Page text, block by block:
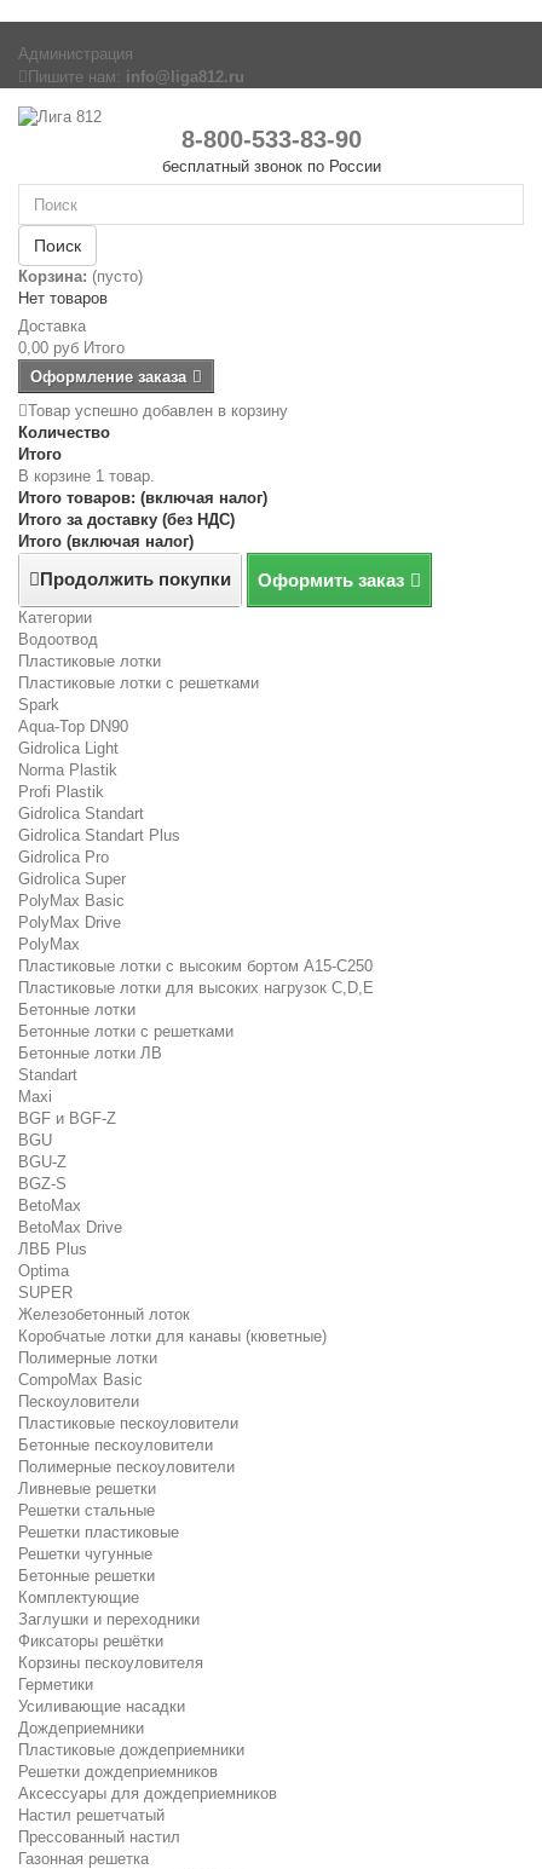
Администрация
Пишите нам: info@liga812.ru
8-800-533-83-90
бесплатный звонок по России
Поиск
Корзина: (пусто)
Нет товаров
Доставка
0,00 руб Итого
Оформление заказа
Товар успешно добавлен в корзину
Количество
Итого
В корзине 1 товар.
Итого товаров: (включая налог)
Итого за доставку (без НДС)
Итого (включая налог)
Продолжить покупки Оформить заказ
Категории
Водоотвод
Пластиковые лотки
Пластиковые лотки с решетками
Spark
Aqua-Top DN90
Gidrolica Light
Norma Plastik
Profi Plastik
Gidrolica Standart
Gidrolica Standart Plus
Gidrolica Pro
Gidrolica Super
PolyMax Basic
PolyMax Drive
PolyMax
Пластиковые лотки с высоким бортом А15-C250
Пластиковые лотки для высоких нагрузок C,D,E
Бетонные лотки
Бетонные лотки с решетками
Бетонные лотки ЛВ
Standart
Maxi
BGF и BGF-Z
BGU
BGU-Z
BGZ-S
BetoMax
BetoMax Drive
ЛВБ Plus
Optima
SUPER
Железобетонный лоток
Коробчатые лотки для канавы (кюветные)
Полимерные лотки
CompoMax Basic
Пескоуловители
Пластиковые пескоуловители
Бетонные пескоуловители
Полимерные пескоуловители
Ливневые решетки
Решетки стальные
Решетки пластиковые
Решетки чугунные
Бетонные решетки
Комплектующие
Заглушки и переходники
Фиксаторы решётки
Корзины пескоуловителя
Герметики
Усиливающие насадки
Дождеприемники
Пластиковые дождеприемники
Решетки дождеприемников
Аксессуары для дождеприемников
Настил решетчатый
Прессованный настил
Газонная решетка